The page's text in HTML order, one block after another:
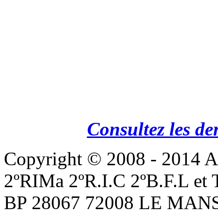
Consultez les
Copyright © 2008 - 2014
2ºRIMa 2ºR.I.C 2ºB.F.L
BP 28067 72008 LE